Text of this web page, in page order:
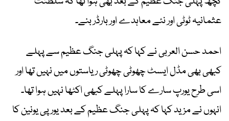
عثمانیہ ٹوٹی اور نئے معاہدے اور بارڈر بنے۔
احمد حسن العربی نے کہا کہ پہلی جنگ عظیم سے پہلے
کبھی بھی مڈل ایسٹ چھوٹی چھوٹی ریاستوں میں نہیں تھا اور
اسی طرح یورپ سارے کا سارا پہلے کبھی اکٹھا نہیں ہوا تھا۔
انہوں نے مزید کہا کہ پہلی جنگ عظیم کے بعد یورپی یونین کا